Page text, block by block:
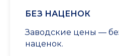
БЕЗ НАЦЕНОК
Заводские цены —
наценок.